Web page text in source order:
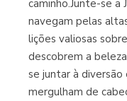
caminho.Junte-se a
navegam pelas
lições valiosas
descobrem a
se juntar à
mergulham de